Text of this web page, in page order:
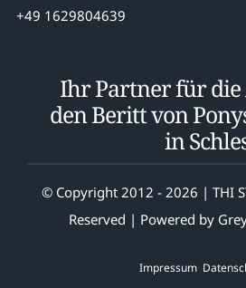
+49 1629804639
Ihr Partner für
den Beritt von
in
© Copyright 2012 - 2026 | THI
Reserved | Powered by
Impressum